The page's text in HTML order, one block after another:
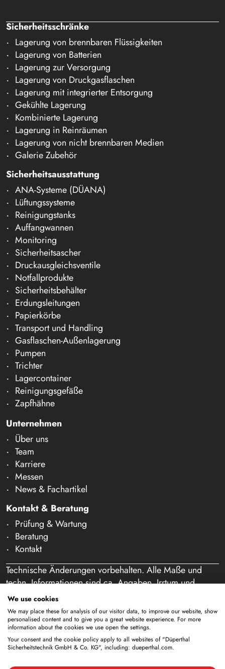
Sicherheitsschränke
Lagerung von brennbaren Flüssigkeiten
Lagerung von Batterien
Lagerung zur Versorgung
Lagerung von Druckgasflaschen
Lagerung mit integrierter Entsorgung
Gekühlte Lagerung
Kombinierte Lagerung
Lagerung in Reinräumen
Lagerung von nicht brennbaren Medien
Galerie Zubehör
Sicherheitsausstattung
ANA-Systeme (DÜANA)
Lüftungssysteme
Reinigungstanks
Auffangwannen
Monitoring
Sicherheitsascher
Druckausgleichsventile
Notfallprodukte
Sicherheitsbehälter
Erdungsleitungen
Papierkörbe
Transport und Handling
Gasflaschen-Außenlagerung
Pumpen
Trichter
Lagercontainer
Reinigungsgefäße
Zapfhähne
Unternehmen
Über uns
Team
Karriere
Messen
News & Fachartikel
Kontakt & Beratung
Prüfung & Wartung
Beratung
Kontakt
Technische Änderungen vorbehalten. Alle Maße und
techn. Informationen sind ca. Angaben. Irrtum und
Schreibfehler vorbehalten. Unser Angebot richtet sich
ausschließlich an Gewerbetreibende im Sinne des § 14
BGB. Ein Verkauf an Privatpersonen findet nicht statt.
Durch die Nutzung dieser Website und eine etwaige
Bestellung bestätigen Sie, dass Sie als Unternehmer
We use cookies
We may place these for analysis of our visitor data, to improve our website, show
personalised content and to give you a great website experience. For more
information about the cookies we use open the settings.
Your consent and the cookie policy apply to all websites of "Düperthal
Sicherheitstechnik GmbH & Co. KG", including: dueperthal.com.